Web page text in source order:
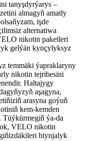
tanyşdyrýarys –
almagyň amatly
işde
alternatiwa
nikotin paketleri
gelýän kynçylyksyz
temmäki ýapraklaryny
nikotin tejribesini
Haltajygy
aşagyna,
arasyna goýuň
kem-kemden
Tüýkürmegiň ýa-da
VELO nikotin
biynjalyk